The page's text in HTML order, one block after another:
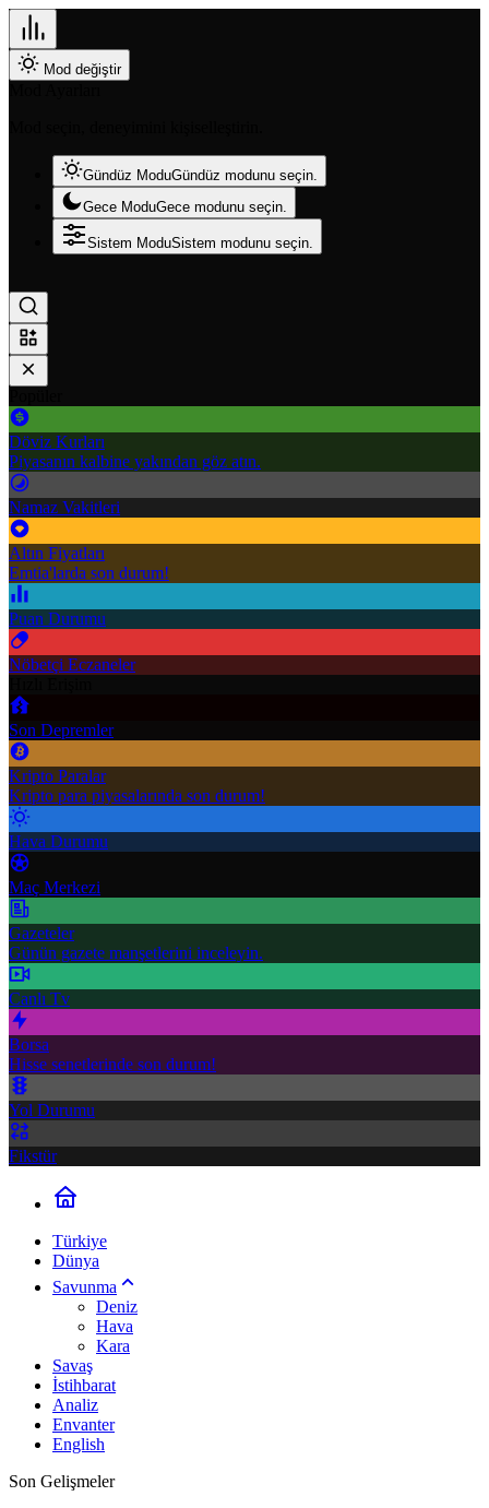
Mod değiştir
Gündüz ModuGündüz modunu seçin.
Gece ModuGece modunu seçin.
Sistem ModuSistem modunu seçin.
Döviz Kurları
Piyasanın kalbine yakından göz atın.
Namaz Vakitleri
Altın Fiyatları
Emtia'larda son durum!
Puan Durumu
Nöbetçi Eczaneler
Son Depremler
Kripto Paralar
Kripto para piyasalarında son durum!
Hava Durumu
Maç Merkezi
Gazeteler
Günün gazete manşetlerini inceleyin.
Canlı Tv
Borsa
Hisse senetlerinde son durum!
Yol Durumu
Fikstür
Türkiye
Dünya
Savunma
Deniz
Hava
Kara
Savaş
İstihbarat
Analiz
Envanter
English
Son Gelişmeler